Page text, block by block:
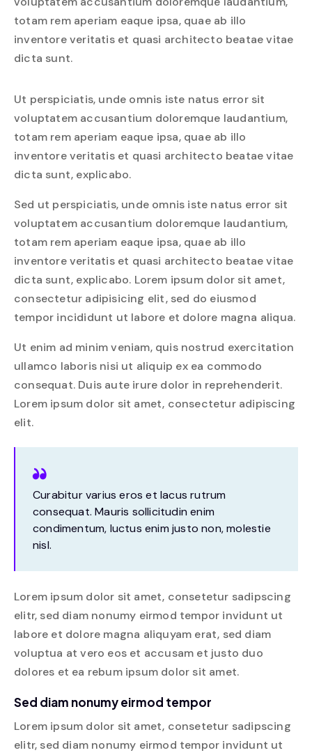
totam rem aperiam eaque ipsa, quae ab illo
inventore veritatis et quasi architecto beatae vitae
dicta sunt.
Ut perspiciatis, unde omnis iste natus error sit
voluptatem accusantium doloremque laudantium,
totam rem aperiam eaque ipsa, quae ab illo
inventore veritatis et quasi architecto beatae vitae
dicta sunt, explicabo.
Sed ut perspiciatis, unde omnis iste natus error sit
voluptatem accusantium doloremque laudantium,
totam rem aperiam eaque ipsa, quae ab illo
inventore veritatis et quasi architecto beatae vitae
dicta sunt, explicabo. Lorem ipsum dolor sit amet,
consectetur adipisicing elit, sed do eiusmod
tempor incididunt ut labore et dolore magna aliqua.
Ut enim ad minim veniam, quis nostrud exercitation
ullamco laboris nisi ut aliquip ex ea commodo
consequat. Duis aute irure dolor in reprehenderit.
Lorem ipsum dolor sit amet, consectetur adipiscing
elit.
Curabitur varius eros et lacus rutrum
consequat. Mauris sollicitudin enim
condimentum, luctus enim justo non, molestie
nisl.
Lorem ipsum dolor sit amet, consetetur sadipscing
elitr, sed diam nonumy eirmod tempor invidunt ut
labore et dolore magna aliquyam erat, sed diam
voluptua at vero eos et accusam et justo duo
dolores et ea rebum ipsum dolor sit amet.
Sed diam nonumy eirmod tempor
Lorem ipsum dolor sit amet, consetetur sadipscing
elitr, sed diam nonumy eirmod tempor invidunt ut